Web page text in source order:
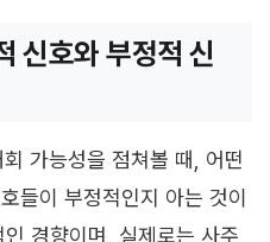
신호와 부정적 신
가능성을 점쳐볼 때, 어떤
들이 부정적인지 아는 것이
경향이며, 실제로는 사주